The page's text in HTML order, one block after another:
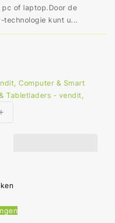
of laptop.Door de
technologie kunt u...
, Computer & Smart
Tabletladers - vendit,
Aantal
PD3.0
60W
3,0